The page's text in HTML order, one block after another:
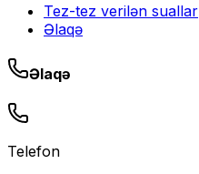
Tez-tez verilən suallar
Əlaqə
Əlaqə
Telefon